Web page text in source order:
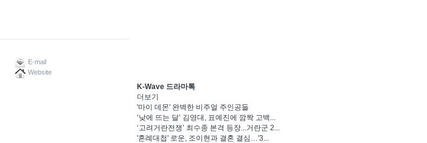
E-mail
Website
K-Wave 드라마톡
더보기
'마이 데몬' 완벽한 비주얼 주인공들
‘낮에 뜨는 달’ 김영대, 표예진에 깜짝 고백...
‘고려거란전쟁’ 최수종 본격 등장...거란군 2...
'혼례대첩' 로운, 조이현과 결혼 결심…'3...